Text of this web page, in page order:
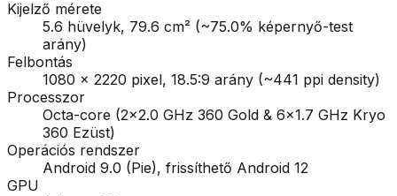
Kijelző mérete
5.6 hüvelyk, 79.6 cm² (~75.0% képernyő-test
arány)
Felbontás
1080 x 2220 pixel, 18.5:9 arány (~441 ppi density)
Processzor
Octa-core (2x2.0 GHz 360 Gold & 6x1.7 GHz Kryo
360 Ezüst)
Operációs rendszer
Android 9.0 (Pie), frissíthető Android 12
GPU